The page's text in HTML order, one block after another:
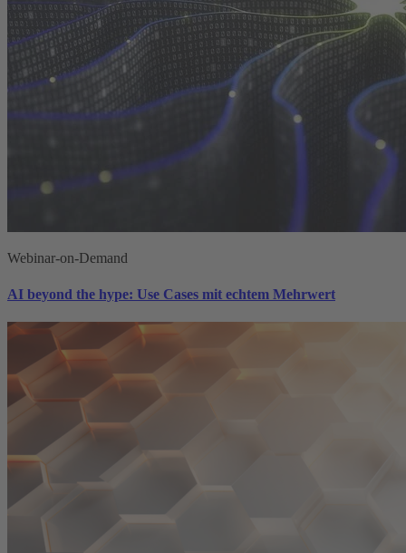
Webinar-on-Demand
AI beyond the hype: Use Cases mit echtem Mehrwert